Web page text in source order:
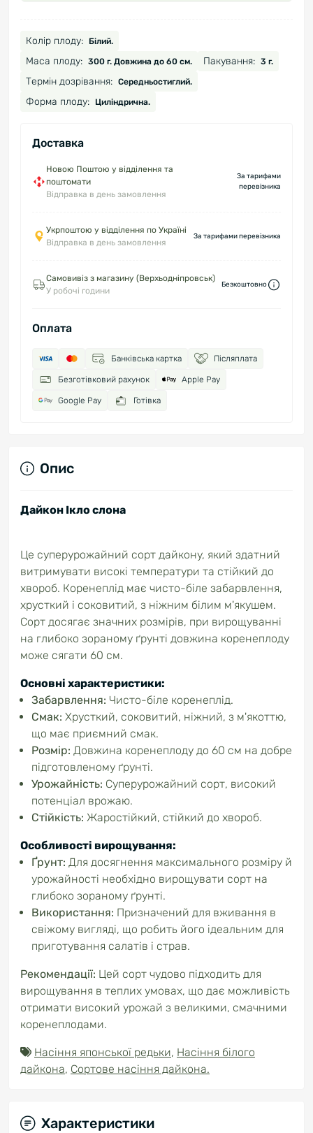
Колір плоду: Білий.
Маса плоду: 300 г. Довжина до 60 см. Пакування: 3 г.
Термін дозрівання: Середньостиглий.
Форма плоду: Циліндрична.
Доставка
Новою Поштою у відділення та
поштомати
Відправка в день замовлення
За тарифами
перевізника
Укрпоштою у відділення по Україні
Відправка в день замовлення
За тарифами перевізника
Самовивіз з магазину (Верхьодніпровськ)
У робочі години
Безкоштовно
Оплата
Банківська картка Післяплата
Безготівковий рахунок Apple Pay
Google Pay Готівка
Опис
Дайкон Ікло слона
Це суперурожайний сорт дайкону, який здатний
витримувати високі температури та стійкий до
хвороб. Коренеплід має чисто-біле забарвлення,
хрусткий і соковитий, з ніжним білим м'якушем.
Сорт досягає значних розмірів, при вирощуванні
на глибоко зораному ґрунті довжина коренеплоду
може сягати 60 см.
Основні характеристики:
Забарвлення: Чисто-біле коренеплід.
Смак: Хрусткий, соковитий, ніжний, з м'якоттю,
що має приємний смак.
Розмір: Довжина коренеплоду до 60 см на добре
підготовленому ґрунті.
Урожайність: Суперурожайний сорт, високий
потенціал врожаю.
Стійкість: Жаростійкий, стійкий до хвороб.
Особливості вирощування:
Ґрунт: Для досягнення максимального розміру й
урожайності необхідно вирощувати сорт на
глибоко зораному ґрунті.
Використання: Призначений для вживання в
свіжому вигляді, що робить його ідеальним для
приготування салатів і страв.
Рекомендації: Цей сорт чудово підходить для
вирощування в теплих умовах, що дає можливість
отримати високий урожай з великими, смачними
коренеплодами.
Насіння японської редьки, Насіння білого
дайкона, Сортове насіння дайкона.
Характеристики